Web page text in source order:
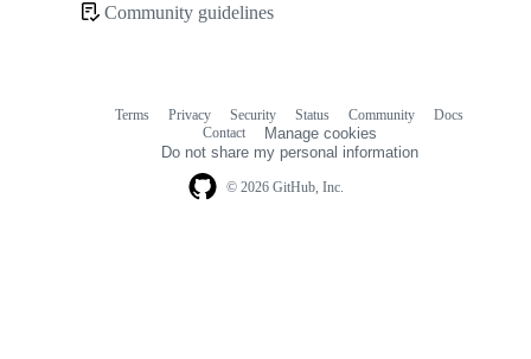
Community guidelines
© 2026 GitHub, Inc.
Terms Privacy Security Status Community
Docs
Contact
Manage cookies
Do not share my personal information